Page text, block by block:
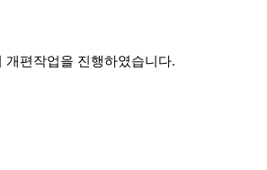
편작업을 진행하였습니다.